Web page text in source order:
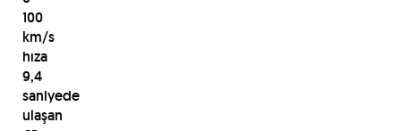
100
km/s
hıza
9,4
saniyede
ulaşan